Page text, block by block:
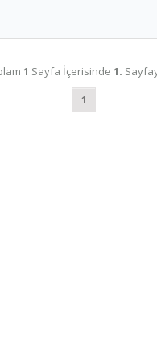
1 Sayfa İçerisinde 1.
1